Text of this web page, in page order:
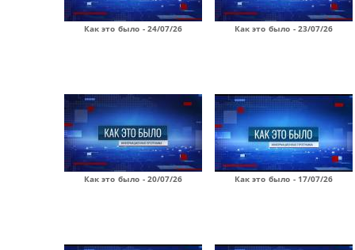
Как это было - 24/07/26 Как это было - 23/07/26
Как это было - 20/07/26 Как это было - 17/07/26